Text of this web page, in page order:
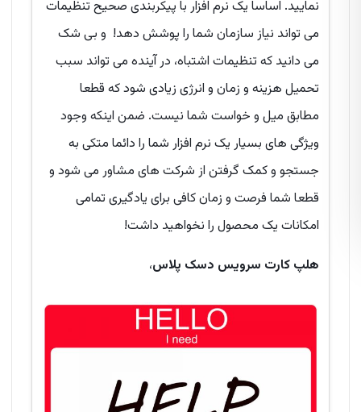
نمایید. اساسا یک نرم افزار با پیکربندی صحیح تنظیمات
می تواند نیاز سازمان شما را پوشش دهد! و بی شک
می دانید که تنظیمات اشتباه، در آینده می تواند سبب
تحمیل هزینه و زمان و انرژی زیادی شود که قطعا
مطابق میل و خواست شما نیست. ضمن اینکه وجود
ویژگی های بسیار یک نرم افزار شما را دائما متکی به
جستجو و کمک گرفتن از شرکت های مشاور می شود و
قطعا شما فرصت و زمان کافی برای یادگیری تمامی
امکانات یک محصول را نخواهید داشت!
هلپ کارت سرویس دسک پلاس،